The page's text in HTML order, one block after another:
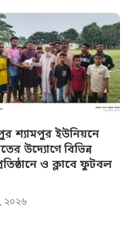
শ্যামপুর ইউনিয়নে
উদ্যোগে বিভিন্ন
ও ক্লাবে ফুটবল
২০২৬